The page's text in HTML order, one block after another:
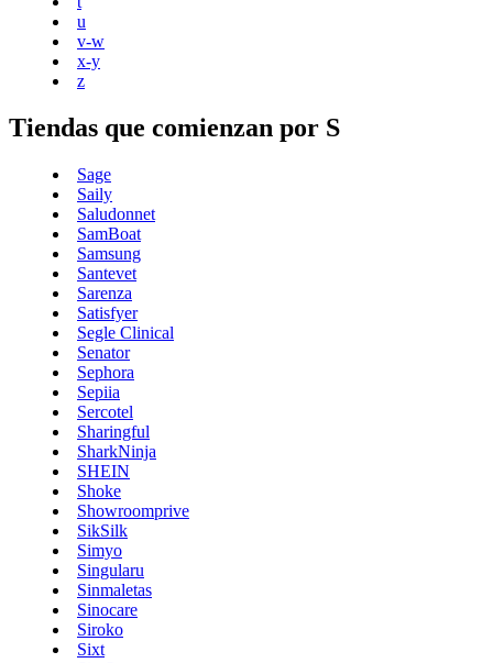
u
v-w
x-y
z
Tiendas que comienzan por S
Sage
Saily
Saludonnet
SamBoat
Samsung
Santevet
Sarenza
Satisfyer
Segle Clinical
Senator
Sephora
Sepiia
Sercotel
Sharingful
SharkNinja
SHEIN
Shoke
Showroomprive
SikSilk
Simyo
Singularu
Sinmaletas
Sinocare
Siroko
Sixt